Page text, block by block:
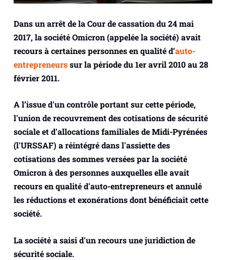
Dans un arrêt de la Cour de cassation du 24 mai
2017, la société Omicron (appelée la société) avait
recours à certaines personnes en qualité d’auto-
entrepreneurssur la période du 1er avril 2010 au 28
février 2011.
A l’issue d'un contrôle portant sur cette période,
l'union de recouvrement des cotisations de sécurité
sociale et d'allocations familiales de Midi-Pyrénées
(l'URSSAF) a réintégré dans l'assiette des
cotisations des sommes versées par la société
Omicron à des personnes auxquelles elle avait
recours en qualité d'auto-entrepreneurs et annulé
les réductions et exonérations dont bénéficiait cette
société.
La société a saisi d'un recours une juridiction de
sécurité sociale.